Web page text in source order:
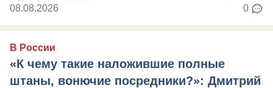
08.08.2026 0
В России
«К чему такие наложившие полные
штаны, вонючие посредники?»: Дмитрий